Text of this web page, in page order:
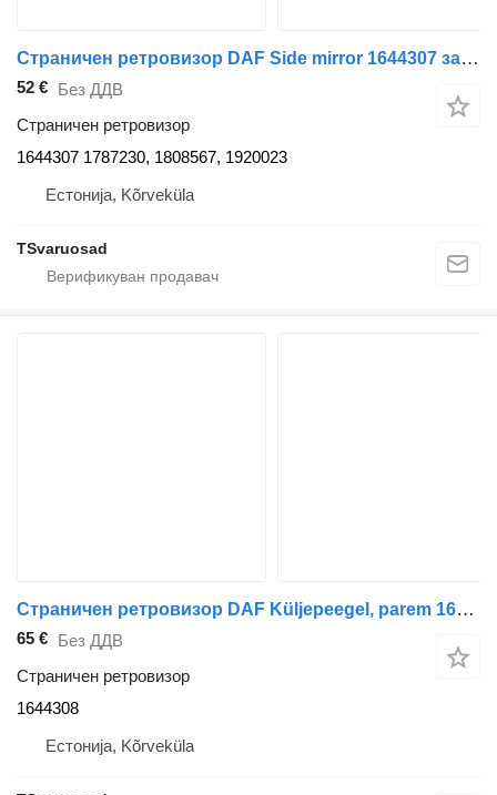
Страничен ретровизор DAF Side mirror 1644307 за камион влекач DAF XF105-460
52 € Без ДДВ
Страничен ретровизор
1644307 1787230, 1808567, 1920023
Естонија, Kõrveküla
TSvaruosad
Страничен ретровизор DAF Küljepeegel, parem 1644308 за камион влекач DAF XF105-460
65 € Без ДДВ
Страничен ретровизор
1644308
Естонија, Kõrveküla